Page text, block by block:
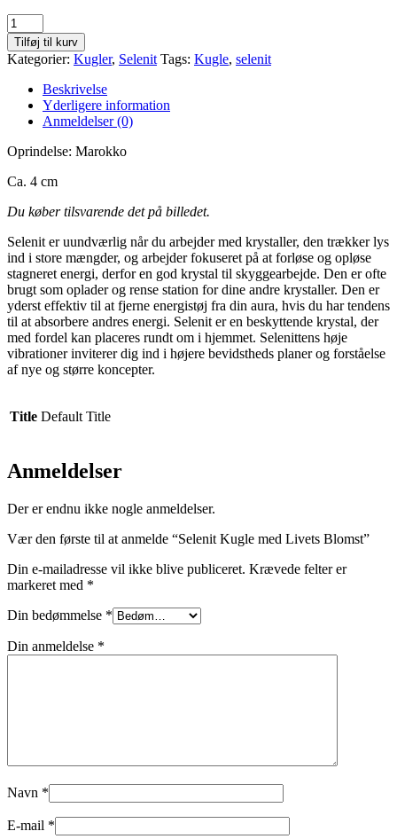
Selenit
Kugle
med
Livets
Blomst
antal
Tilføj til kurv
Kategorier: Kugler, Selenit Tags: Kugle, selenit
Beskrivelse
Yderligere information
Anmeldelser (0)
Oprindelse: Marokko
Ca. 4 cm
Du køber tilsvarende det på billedet.
Selenit er uundværlig når du arbejder med krystaller, den trækker lys
ind i store mængder, og arbejder fokuseret på at forløse og opløse
stagneret energi, derfor en god krystal til skyggearbejde. Den er ofte
brugt som oplader og rense station for dine andre krystaller. Den er
yderst effektiv til at fjerne energistøj fra din aura, hvis du har tendens
til at absorbere andres energi. Selenit er en beskyttende krystal, der
med fordel kan placeres rundt om i hjemmet. Selenittens høje
vibrationer inviterer dig ind i højere bevidstheds planer og forståelse
af nye og større koncepter.
Title Default Title
Anmeldelser
Der er endnu ikke nogle anmeldelser.
Vær den første til at anmelde “Selenit Kugle med Livets Blomst”
Din e-mailadresse vil ikke blive publiceret. Krævede felter er
markeret med *
Din bedømmelse *
Din anmeldelse *
Navn *
E-mail *